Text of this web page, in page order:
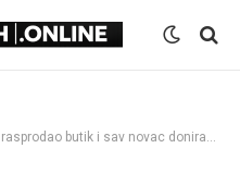
i sav novac donirao za rekonstrukciju džamije